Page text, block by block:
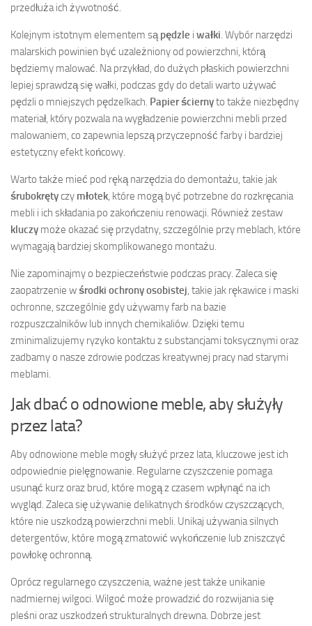
przedłuża ich żywotność.
Kolejnym istotnym elementem sąpędzle i wałki. Wybór narzędzi
malarskich powinien być uzależniony od powierzchni, którą
będziemy malować. Na przykład, do dużych płaskich powierzchni
lepiej sprawdzą się wałki, podczas gdy do detali warto używać
pędzli o mniejszych pędzelkach. Papier ściernyto także niezbędny
materiał, który pozwala na wygładzenie powierzchni mebli przed
malowaniem, co zapewnia lepszą przyczepność farby i bardziej
estetyczny efekt końcowy.
Warto także mieć pod ręką narzędzia do demontażu, takie jak
śrubokrętyczy młotek, które mogą być potrzebne do rozkręcania
mebli i ich składania po zakończeniu renowacji. Również zestaw
kluczy może okazać się przydatny, szczególnie przy meblach, które
wymagają bardziej skomplikowanego montażu.
Nie zapominajmy o bezpieczeństwie podczas pracy. Zaleca się
zaopatrzenie wśrodki ochrony osobistej, takie jak rękawice i maski
ochronne, szczególnie gdy używamy farb na bazie
rozpuszczalników lub innych chemikaliów. Dzięki temu
zminimalizujemy ryzyko kontaktu z substancjami toksycznymi oraz
zadbamy o nasze zdrowie podczas kreatywnej pracy nad starymi
meblami.
Jak dbać o odnowione meble, aby służyły
przez lata?
Aby odnowione meble mogły służyć przez lata, kluczowe jest ich
odpowiednie pielęgnowanie. Regularne czyszczenie pomaga
usunąć kurz oraz brud, które mogą z czasem wpłynąć na ich
wygląd. Zaleca się używanie delikatnych środków czyszczących,
które nie uszkodzą powierzchni mebli. Unikaj używania silnych
detergentów, które mogą zmatowić wykończenie lub zniszczyć
powłokę ochronną.
Oprócz regularnego czyszczenia, ważne jest także unikanie
nadmiernej wilgoci. Wilgoć może prowadzić do rozwijania się
pleśni oraz uszkodzeń strukturalnych drewna. Dobrze jest